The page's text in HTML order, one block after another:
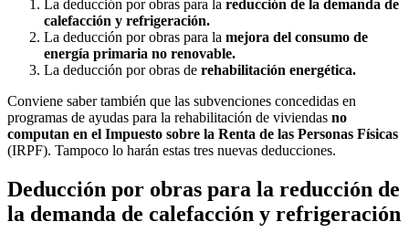
La deducción por obras para la reducción de la demanda de
calefacción y refrigeración.
La deducción por obras para la mejora del consumo de
energía primaria no renovable.
La deducción por obras de rehabilitación energética.
Conviene saber también que las subvenciones concedidas en
programas de ayudas para la rehabilitación de viviendas no
computan en el Impuesto sobre la Renta de las Personas Físicas
(IRPF). Tampoco lo harán estas tres nuevas deducciones.
Deducción por obras para la reducción de
la demanda de calefacción y refrigeración